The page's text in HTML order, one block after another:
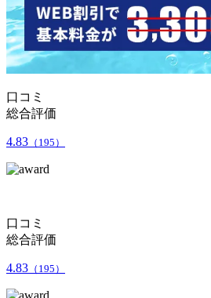
口コミ
総合評価
4.83 （195）
口コミ
総合評価
4.83 （195）